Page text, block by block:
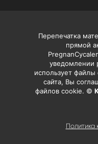
Перепечатка
прямой
уведомлении
использует
сайта, Вы
файлов cookie. ©
Политика